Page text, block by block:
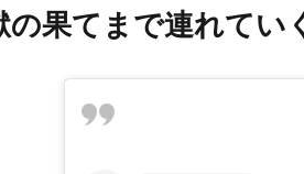
の果てまで連れてい